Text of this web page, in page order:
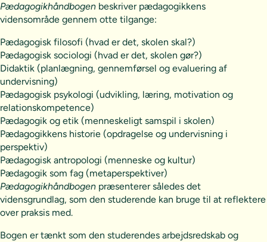
Pædagogikhåndbogen beskriver pædagogikkens
vidensområde gennem otte tilgange:
Pædagogisk filosofi (hvad er det, skolen skal?)
Pædagogisk sociologi (hvad er det, skolen gør?)
Didaktik (planlægning, gennemførsel og evaluering af
undervisning)
Pædagogisk psykologi (udvikling, læring, motivation og
relationskompetence)
Pædagogik og etik (menneskeligt samspil i skolen)
Pædagogikkens historie (opdragelse og undervisning i
perspektiv)
Pædagogisk antropologi (menneske og kultur)
Pædagogik som fag (metaperspektiver)
Pædagogikhåndbogen præsenterer således det
vidensgrundlag, som den studerende kan bruge til at reflektere
over praksis med.
Bogen er tænkt som den studerendes arbejdsredskab og